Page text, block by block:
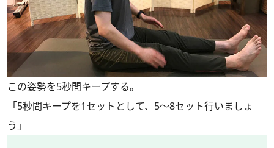
この姿勢を5秒間キープする。
「5秒間キープを1セットとして、5〜8セット行いましょ
う」